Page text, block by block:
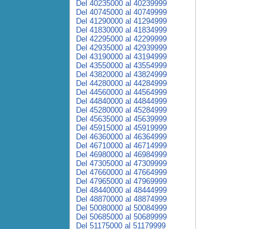
Del 40235000 al 40239999
Del 40745000 al 40749999
Del 41290000 al 41294999
Del 41830000 al 41834999
Del 42295000 al 42299999
Del 42935000 al 42939999
Del 43190000 al 43194999
Del 43550000 al 43554999
Del 43820000 al 43824999
Del 44280000 al 44284999
Del 44560000 al 44564999
Del 44840000 al 44844999
Del 45280000 al 45284999
Del 45635000 al 45639999
Del 45915000 al 45919999
Del 46360000 al 46364999
Del 46710000 al 46714999
Del 46980000 al 46984999
Del 47305000 al 47309999
Del 47660000 al 47664999
Del 47965000 al 47969999
Del 48440000 al 48444999
Del 48870000 al 48874999
Del 50080000 al 50084999
Del 50685000 al 50689999
Del 51175000 al 51179999